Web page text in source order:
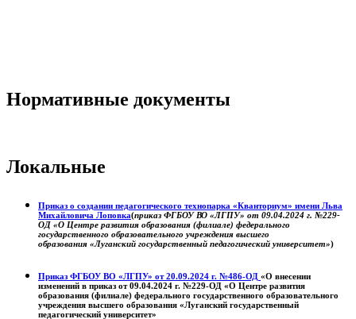
Нормативные документы
Локальные
Приказ о создании педагогического технопарка «Кванториум» имени Льва
Михайловича Лоповка(приказ ФГБОУ ВО «ЛГПУ» от 09.04.2024 г. №229-
ОД «О Центре развития образования (филиале) федерального
государственного образовательного учреждения высшего
образования «Луганский государственный педагогический университет»)
Приказ ФГБОУ ВО «ЛГПУ» от 20.09.2024 г. №486-ОД «О внесении
изменений в приказ от 09.04.2024 г. №229-ОД «О Центре развития
образования (филиале) федерального государственного образовательного
учреждения высшего образования «Луганский государственный
педагогический университет»